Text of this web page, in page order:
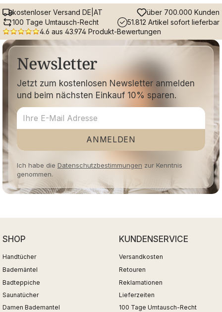
kostenloser Versand DE|AT
über 700.000 Kunden
100 Tage Umtausch-Recht
51.812 Artikel sofort lieferbar
4.6 aus 43.974 Produkt-Bewertungen
Newsletter
Jetzt zum kostenlosen Newsletter anmelden
und beim nächsten Einkauf 10% sparen.
ANMELDEN
Ich habe die Datenschutzbestimmungen zur Kenntnis
genommen.
SHOP
Handtücher
Bademäntel
Badteppiche
Saunatücher
Damen Bademantel
KUNDENSERVICE
Versandkosten
Retouren
Reklamationen
Lieferzeiten
100 Tage Umtausch-Recht